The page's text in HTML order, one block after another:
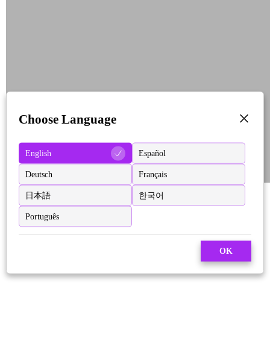
Choose Language
English Español
Deutsch Français
日本語 한국어
Português
OK